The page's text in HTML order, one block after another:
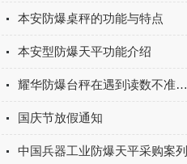
本安防爆桌秤的功能与特点
本安型防爆天平功能介绍
耀华防爆台秤在遇到读数不准时该如何进行调试呢
国庆节放假通知
中国兵器工业防爆天平采购案列